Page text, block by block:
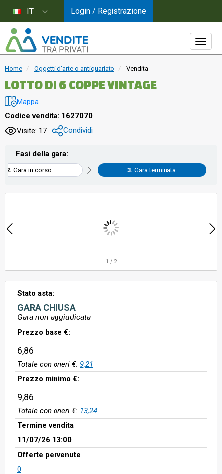
Home Oggetti d'arte o antiquariato Vendita
LOTTO DI 6 COPPE VINTAGE
Mappa
Codice vendita: 1627070
Visite: 17
Condividi
Fasi della gara:
Gara in corso Gara terminata
1 / 2
Stato asta:
GARA CHIUSA
Gara non aggiudicata
Prezzo base €:
6,86
Totale con oneri €: 9,21
Prezzo minimo €:
9,86
Totale con oneri €: 13,24
Termine vendita
11/07/26 13:00
Offerte pervenute
0
IT Login / Registrazione